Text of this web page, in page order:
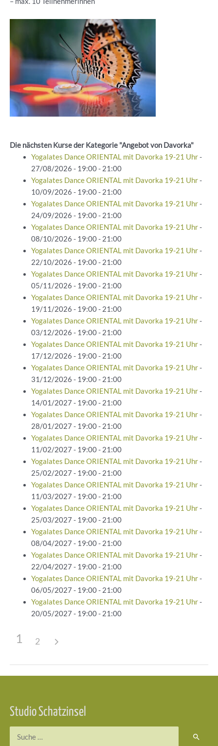
Die nächsten Kurse der Kategorie "Angebot von Davorka"
Yogalates Dance ORIENTAL mit Davorka 19-21 Uhr-
27/08/2026 - 19:00 - 21:00
Yogalates Dance ORIENTAL mit Davorka 19-21 Uhr-
10/09/2026 - 19:00 - 21:00
Yogalates Dance ORIENTAL mit Davorka 19-21 Uhr-
24/09/2026 - 19:00 - 21:00
Yogalates Dance ORIENTAL mit Davorka 19-21 Uhr-
08/10/2026 - 19:00 - 21:00
Yogalates Dance ORIENTAL mit Davorka 19-21 Uhr-
22/10/2026 - 19:00 - 21:00
Yogalates Dance ORIENTAL mit Davorka 19-21 Uhr-
05/11/2026 - 19:00 - 21:00
Yogalates Dance ORIENTAL mit Davorka 19-21 Uhr-
19/11/2026 - 19:00 - 21:00
Yogalates Dance ORIENTAL mit Davorka 19-21 Uhr-
03/12/2026 - 19:00 - 21:00
Yogalates Dance ORIENTAL mit Davorka 19-21 Uhr-
17/12/2026 - 19:00 - 21:00
Yogalates Dance ORIENTAL mit Davorka 19-21 Uhr-
31/12/2026 - 19:00 - 21:00
Yogalates Dance ORIENTAL mit Davorka 19-21 Uhr-
14/01/2027 - 19:00 - 21:00
Yogalates Dance ORIENTAL mit Davorka 19-21 Uhr-
28/01/2027 - 19:00 - 21:00
Yogalates Dance ORIENTAL mit Davorka 19-21 Uhr-
11/02/2027 - 19:00 - 21:00
Yogalates Dance ORIENTAL mit Davorka 19-21 Uhr-
25/02/2027 - 19:00 - 21:00
Yogalates Dance ORIENTAL mit Davorka 19-21 Uhr-
11/03/2027 - 19:00 - 21:00
Yogalates Dance ORIENTAL mit Davorka 19-21 Uhr-
25/03/2027 - 19:00 - 21:00
Yogalates Dance ORIENTAL mit Davorka 19-21 Uhr-
08/04/2027 - 19:00 - 21:00
Yogalates Dance ORIENTAL mit Davorka 19-21 Uhr-
22/04/2027 - 19:00 - 21:00
Yogalates Dance ORIENTAL mit Davorka 19-21 Uhr-
06/05/2027 - 19:00 - 21:00
Yogalates Dance ORIENTAL mit Davorka 19-21 Uhr-
20/05/2027 - 19:00 - 21:00
1 2
Studio Schatzinsel